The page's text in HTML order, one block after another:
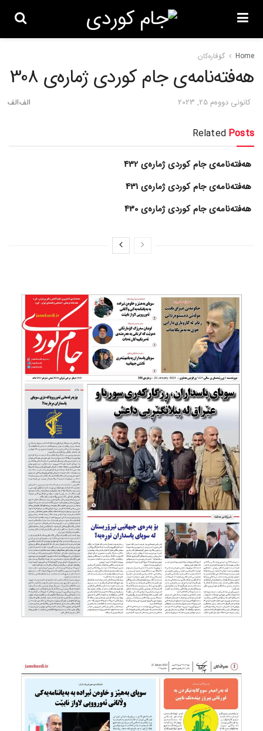
Home گۆڤاره‌کان
هەفتەنامەی جام کوردی ژمارەی 308
كانونی دووه‌م 25, 2023
Related Posts
هەفتەنامەی جام کوردی ژمارەی 432
هەفتەنامەی جام کوردی ژمارەی 431
هەفتەنامەی جام کوردی ژمارەی 430